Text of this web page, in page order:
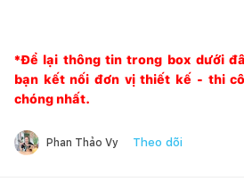
*Để lại thông tin trong box dưới
bạn kết nối đơn vị thiết kế - thi
chóng nhất.
Phan Thảo Vy Theo dõi